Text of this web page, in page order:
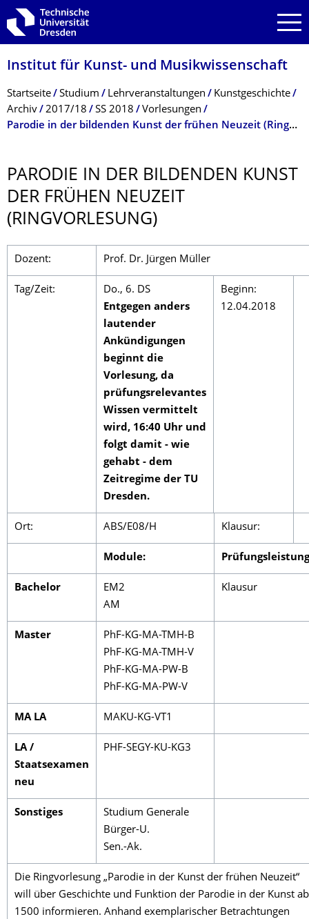
Zur Hauptnavigation springen
Zur Suche springen
Zum Inhalt springen
Institut für Kunst- und Musikwissenschaft
Breadcrumb-Menü
Startseite Studium Lehrveranstaltungen
Kunstgeschichte
Archiv
2017/18 SS 2018
Vorlesungen
Parodie in der bildenden Kunst der frühen Neuzeit (Ringvorlesung)
PARODIE IN DER BILDENDEN KUNST
DER FRÜHEN NEUZEIT
(RINGVORLESUNG)
Dozent: Prof. Dr. Jürgen Müller
Tag/Zeit:
Do., 6. DS
Entgegen anders
lautender
Ankündigungen
beginnt die
Vorlesung, da
prüfungsrelevantes
Wissen vermittelt
wird, 16:40 Uhr und
folgt damit - wie
gehabt - dem
Zeitregime der TU
Dresden.
Beginn:
12.04.2018
Ort: ABS/E08/H Klausur:
Module:
Bachelor
EM2
AM
Klausur
Master
PhF-KG-MA-TMH-B
PhF-KG-MA-TMH-V
PhF-KG-MA-PW-B
PhF-KG-MA-PW-V
MA LA MAKU-KG-VT1
LA /
Staatsexamen
neu
PHF-SEGY-KU-KG3
Sonstiges
Studium Generale
Bürger-U.
Sen.-Ak.
Die Ringvorlesung „Parodie in der Kunst der frühen Neuzeit“
will über Geschichte und Funktion der Parodie in der Kunst ab
1500 informieren. Anhand exemplarischer Betrachtungen